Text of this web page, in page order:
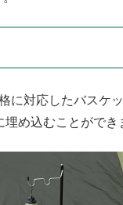
に対応したバスケ
め込むことができ